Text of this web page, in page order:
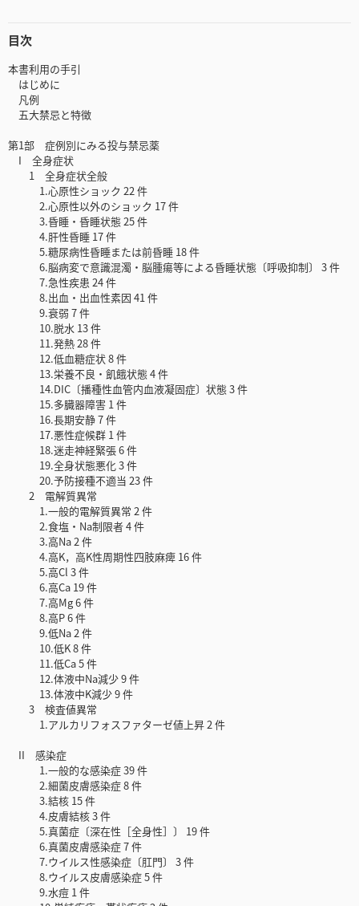
目次
本書利用の手引
はじめに
凡例
五大禁忌と特徴
第1部 症例別にみる投与禁忌薬
I 全身症状
1 全身症状全般
1.心原性ショック 22 件
2.心原性以外のショック 17 件
3.昏睡・昏睡状態 25 件
4.肝性昏睡 17 件
5.糖尿病性昏睡または前昏睡 18 件
6.脳病変で意識混濁・脳腫瘍等による昏睡状態〔呼吸抑制〕 3 件
7.急性疾患 24 件
8.出血・出血性素因 41 件
9.衰弱 7 件
10.脱水 13 件
11.発熱 28 件
12.低血糖症状 8 件
13.栄養不良・飢餓状態 4 件
14.DIC〔播種性血管内血液凝固症〕状態 3 件
15.多臓器障害 1 件
16.長期安静 7 件
17.悪性症候群 1 件
18.迷走神経緊張 6 件
19.全身状態悪化 3 件
20.予防接種不適当 23 件
2 電解質異常
1.一般的電解質異常 2 件
2.食塩・Na制限者 4 件
3.高Na 2 件
4.高K，高K性周期性四肢麻痺 16 件
5.高Cl 3 件
6.高Ca 19 件
7.高Mg 6 件
8.高P 6 件
9.低Na 2 件
10.低K 8 件
11.低Ca 5 件
12.体液中Na減少 9 件
13.体液中K減少 9 件
3 検査値異常
1.アルカリフォスファターゼ値上昇 2 件
II 感染症
1.一般的な感染症 39 件
2.細菌皮膚感染症 8 件
3.結核 15 件
4.皮膚結核 3 件
5.真菌症〔深在性［全身性］〕 19 件
6.真菌皮膚感染症 7 件
7.ウイルス性感染症〔肛門〕 3 件
8.ウイルス皮膚感染症 5 件
9.水痘 1 件